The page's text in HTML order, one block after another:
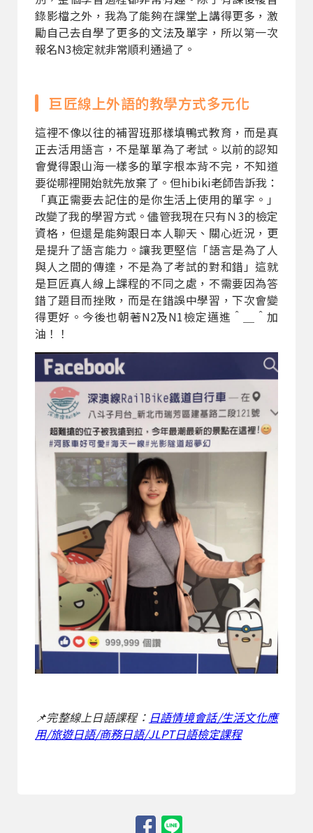
錄影檔之外，我為了能夠在課堂上講得更多，激
勵自己去自學了更多的文法及單字，所以第一次
報名N3檢定就非常順利通過了。
巨匠線上外語的教學方式多元化
這裡不像以往的補習班那樣填鴨式教育，而是真
正去活用語言，不是單單為了考試。以前的認知
會覺得跟山海一樣多的單字根本背不完，不知道
要從哪裡開始就先放棄了。但hibiki老師告訴我：
「真正需要去記住的是你生活上使用的單字。」
改變了我的學習方式。儘管我現在只有Ｎ3的檢定
資格，但還是能夠跟日本人聊天、關心近況，更
是提升了語言能力。讓我更堅信「語言是為了人
與人之間的傳達，不是為了考試的對和錯」這就
是巨匠真人線上課程的不同之處，不需要因為答
錯了題目而挫敗，而是在錯誤中學習，下次會變
得更好。今後也朝著N2及N1檢定邁進＾＿＾加
油！！
📌完整線上日語課程： 日語情境會話/生活文化應
用/旅遊日語/商務日語/JLPT日語檢定課程